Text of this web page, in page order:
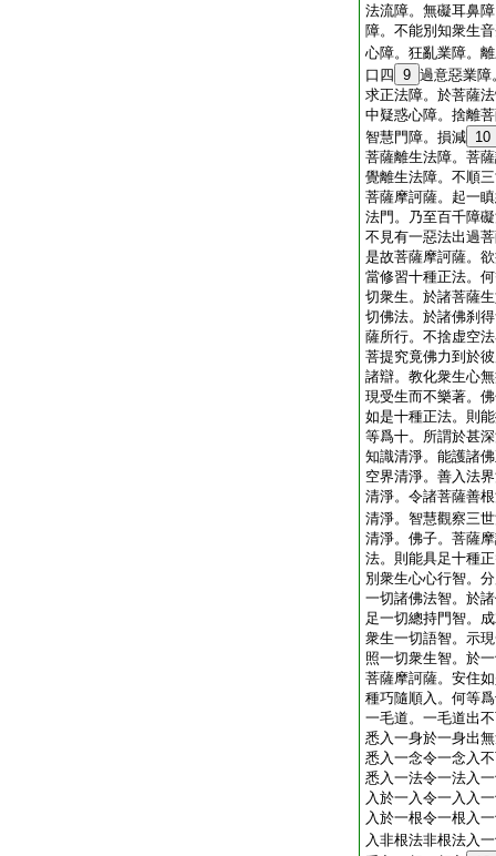
法流障。無礙耳鼻
障。不能別知衆生
心障。狂亂業障。
口四 9 過意惡業障
求正法障。於菩薩
中疑惑心障。捨離
智慧門障。損減 10
菩薩離生法障。菩
覺離生法障。不順
菩薩摩訶薩。起一
法門。乃至百千障
不見有一惡法出過
是故菩薩摩訶薩。
當修習十種正法。
切衆生。於諸菩薩
切佛法。於諸佛刹
薩所行。不捨虚空
菩提究竟佛力到於
諸辯。教化衆生心
現受生而不樂著。
如是十種正法。則
等爲十。所謂於甚
知識清淨。能護諸
空界清淨。善入法
清淨。令諸菩薩善
清淨。智慧觀察三
清淨。佛子。菩薩
法。則能具足十種
別衆生心心行智。
一切諸佛法智。於
足一切總持門智。
衆生一切語智。示
照一切衆生智。於
菩薩摩訶薩。安住
種巧隨順入。何等
一毛道。一毛道出
悉入一身於一身出
悉入一念令一念入
悉入一法令一法入
入於一入令一入入
入於一根令一根入
入非根法非根法入